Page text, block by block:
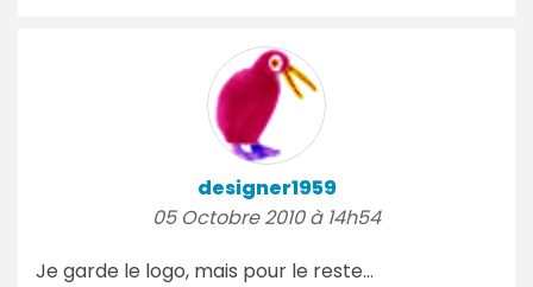
designer1959
05 Octobre 2010 à 14h54
Je garde le logo, mais pour le reste…